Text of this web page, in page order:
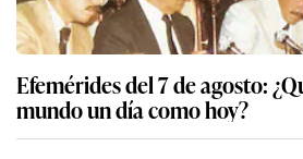
Efemérides del 7 de agosto:
mundo un día como hoy?